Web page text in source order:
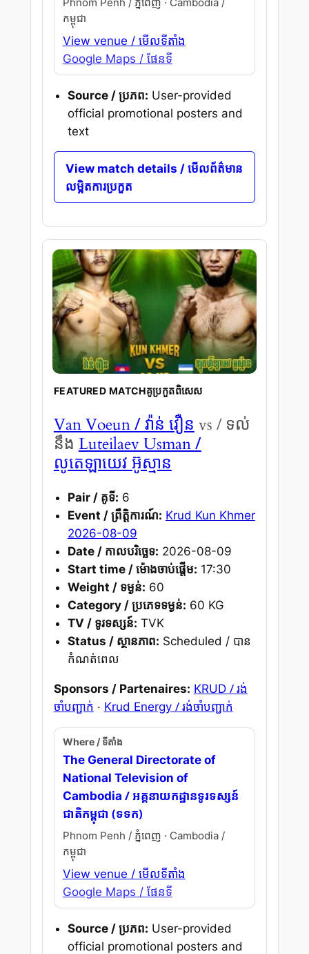
កម្ពុជា
View venue / មើលទីតាំង
Google Maps / ផែនទី
Source / ប្រភព: User-provided
official promotional posters and
text
View match details / មើលព័ត៌មាន
លម្អិតការប្រកួត
FEATURED MATCHគូប្រកួតពិសេស
Van Voeun/ វ៉ាន់ វឿន vs / ទល់
នឹង Luteilaev Usman/
លូតេឡាយេវ អ៊ូស្មាន
Pair / គូទី: 6
Event / ព្រឹត្តិការណ៍: Krud Kun Khmer
2026-08-09
Date / កាលបរិច្ឆេទ: 2026-08-09
Start time / ម៉ោងចាប់ផ្តើម: 17:30
Weight / ទម្ងន់: 60
Category / ប្រភេទទម្ងន់: 60 KG
TV / ទូរទស្សន៍: TVK
Status / ស្ថានភាព: Scheduled / បាន
កំណត់ពេល
Sponsors / Partenaires: KRUD / រង់
ចាំបញ្ជាក់ · Krud Energy / រង់ចាំបញ្ជាក់
Where / ទីតាំង
The General Directorate of
National Television of
Cambodia / អគ្គនាយកដ្ឋានទូរទស្សន៍
ជាតិកម្ពុជា (ទទក)
Phnom Penh / ភ្នំពេញ · Cambodia /
កម្ពុជា
View venue / មើលទីតាំង
Google Maps / ផែនទី
Source / ប្រភព: User-provided
official promotional posters and